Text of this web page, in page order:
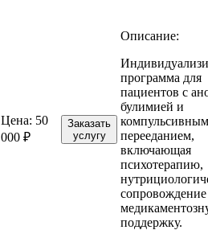
Цена: 50
000 ₽
Заказать
услугу
Описание:
программа для
пациентов с
булимией и
компульсивным
перееданием,
включающая
психотерапию,
поддержку.